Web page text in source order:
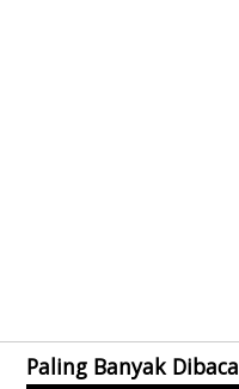
Paling Banyak Dibaca